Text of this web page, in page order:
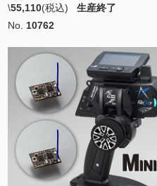
\55,110(税込) 生産終了
No. 10762